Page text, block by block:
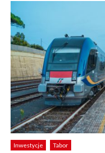
Inwestycje Tabor